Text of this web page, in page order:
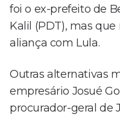
foi o ex-prefeito de
Kalil (PDT), mas
aliança com Lula.
Outras alternativas
empresário Josué
procurador-geral de